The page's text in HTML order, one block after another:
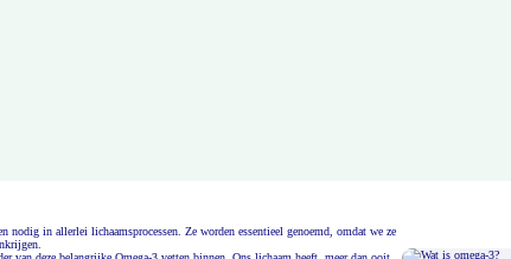
nodig in allerlei lichaamsprocessen. Ze worden essentieel genoemd, omdat we ze